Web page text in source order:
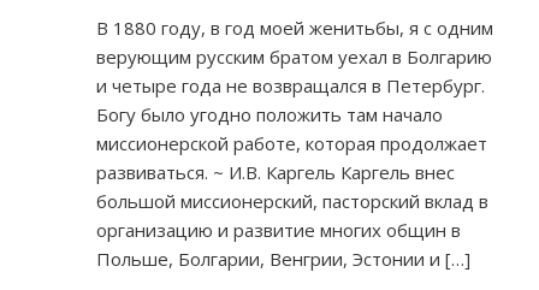
В 1880 году, в год моей женитьбы, я с одним
верующим русским братом уехал в Болгарию
и четыре года не возвращался в Петербург.
Богу было угодно положить там начало
миссионерской работе, которая продолжает
развиваться. ~ И.В. Каргель Каргель внес
большой миссионерский, пасторский вклад в
организацию и развитие многих общин в
Польше, Болгарии, Венгрии, Эстонии и […]